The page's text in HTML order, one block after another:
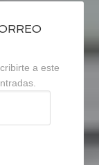
a este